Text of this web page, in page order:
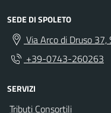
SEDE DI SPOLETO
Via Arco di Druso
+39-0743-260263
SERVIZI
Tributi Consortili